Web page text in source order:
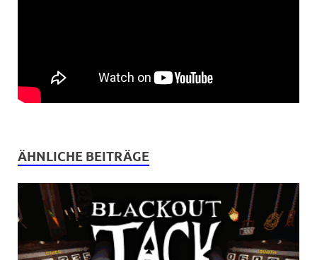
ÄHNLICHE BEITRÄGE